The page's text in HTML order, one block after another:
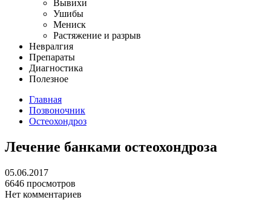
Вывихи
Ушибы
Мениск
Растяжение и разрыв
Невралгия
Препараты
Диагностика
Полезное
Главная
Позвоночник
Остеохондроз
Лечение банками остеохондроза
05.06.2017
6646 просмотров
Нет комментариев